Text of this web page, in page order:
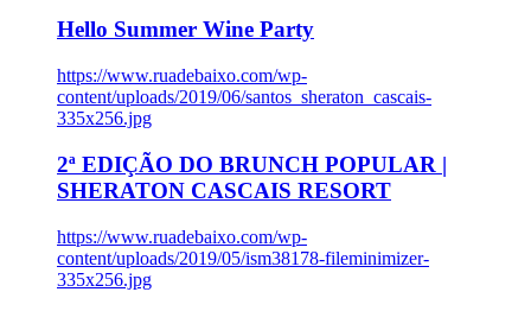
Hello Summer Wine Party
https://www.ruadebaixo.com/wp-
content/uploads/2019/06/santos_sheraton_cascais-
335x256.jpg
2ª EDIÇÃO DO BRUNCH POPULAR |
SHERATON CASCAIS RESORT
https://www.ruadebaixo.com/wp-
content/uploads/2019/05/ism38178-fileminimizer-
335x256.jpg